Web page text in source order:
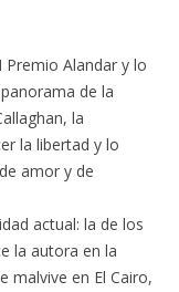
Premio Alandar y lo
de la
la
la libertad y lo
amor y de
actual: la de los
la autora en la
malvive en El Cairo,